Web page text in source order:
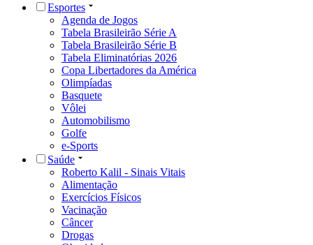
Esportes
Agenda de Jogos
Tabela Brasileirão Série A
Tabela Brasileirão Série B
Tabela Eliminatórias 2026
Copa Libertadores da América
Olimpíadas
Basquete
Vôlei
Automobilismo
Golfe
e-Sports
Saúde
Roberto Kalil - Sinais Vitais
Alimentação
Exercícios Físicos
Vacinação
Câncer
Drogas